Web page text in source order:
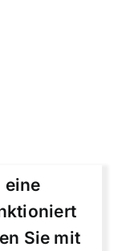
eine
Sie mit